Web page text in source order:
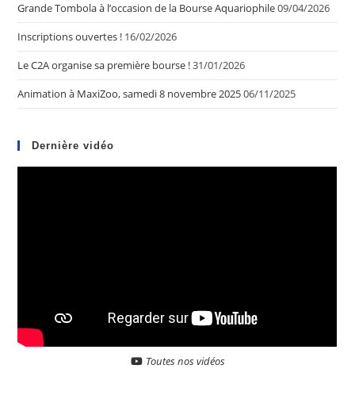
Grande Tombola à l’occasion de la Bourse Aquariophile09/04/2026
Inscriptions ouvertes ! 16/02/2026
Le C2A organise sa première bourse !31/01/2026
Animation à MaxiZoo, samedi 8 novembre 202506/11/2025
Dernière vidéo
Toutes nos vidéos